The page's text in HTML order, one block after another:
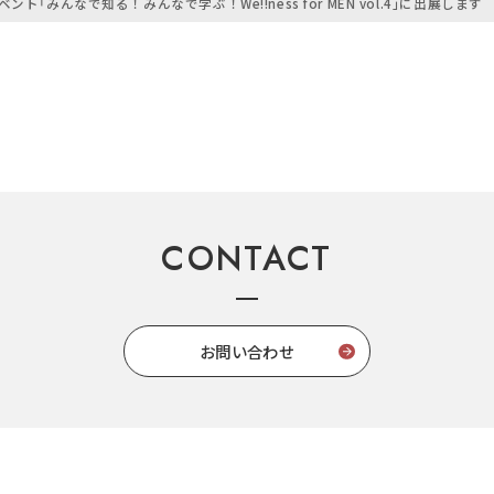
ント「みんなで知る！みんなで学ぶ！We!!ness for MEN vol.4」に出展します
CONTACT
お問い合わせ